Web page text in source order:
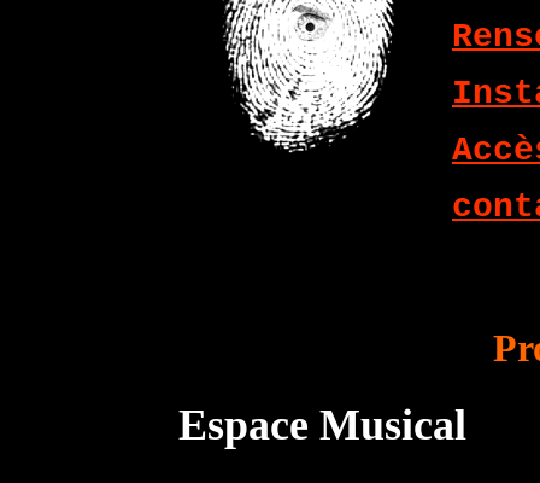
Espace Musical